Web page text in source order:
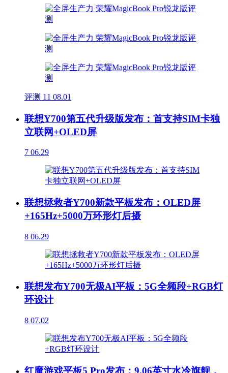
评测 11 08.01
联想Y700第五代升级版发布：首支持SIM卡独
立联网+OLED屏
7 06.29
联想拯救者Y700新款平板发布：OLED屏
+165Hz+5000万环形灯后摄
8 06.29
联想发布Y700无极AI平板：5G全频段+RGB灯
环设计
8 07.02
红魔游戏平板5 Pro发布：9.06英寸水冷旗舰，